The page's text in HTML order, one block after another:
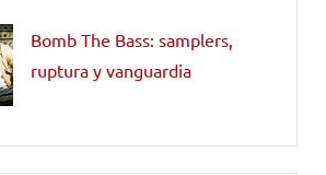
Bomb The Bass: samplers,
ruptura y vanguardia